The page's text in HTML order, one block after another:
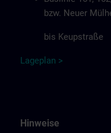
bzw. Neuer
bis Keupstraße
Lageplan >
Hinweise